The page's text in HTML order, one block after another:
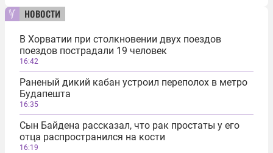
новости
В Хорватии при столкновении двух поездов
поездов пострадали 19 человек
16:42
Раненый дикий кабан устроил переполох в метро
Будапешта
16:35
Сын Байдена рассказал, что рак простаты у его
отца распространился на кости
16:19